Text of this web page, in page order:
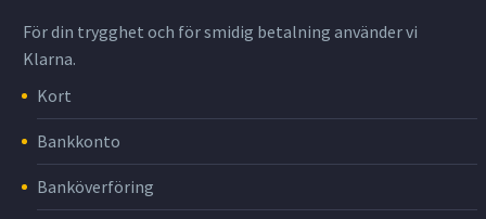
För din trygghet och för smidig betalning använder vi
Klarna.
Kort
Bankkonto
Banköverföring